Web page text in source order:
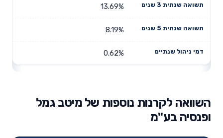
13.69%
8.19%
0.62%
השוואה לקרנות נוספות של מיטב גמל
ופנסיה בע"מ